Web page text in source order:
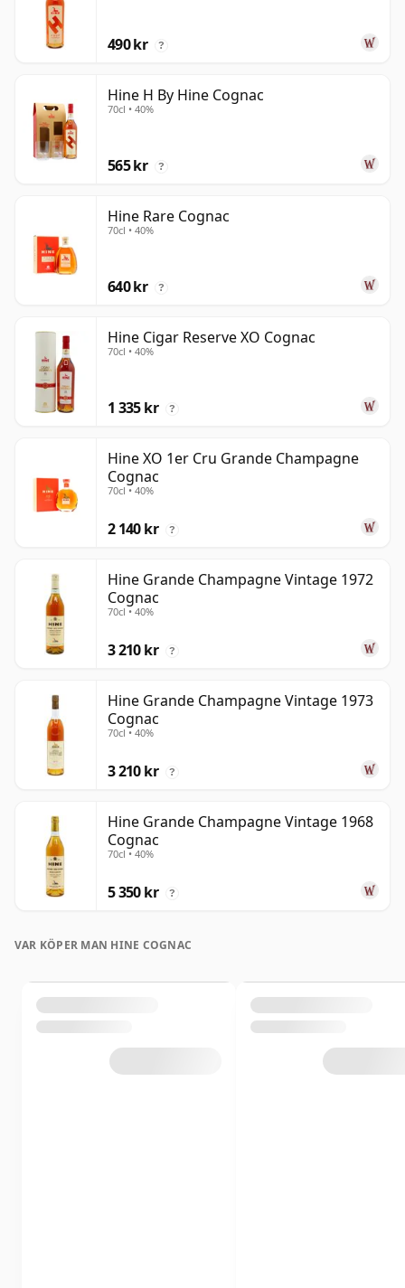
490 kr ?
Hine H By Hine Cognac
70cl • 40%
565 kr ?
Hine Rare Cognac
70cl • 40%
640 kr ?
Hine Cigar Reserve XO Cognac
70cl • 40%
1 335 kr ?
Hine XO 1er Cru Grande Champagne
Cognac
70cl • 40%
2 140 kr ?
Hine Grande Champagne Vintage 1972
Cognac
70cl • 40%
3 210 kr ?
Hine Grande Champagne Vintage 1973
Cognac
70cl • 40%
3 210 kr ?
Hine Grande Champagne Vintage 1968
Cognac
70cl • 40%
5 350 kr ?
VAR KÖPER MAN HINE COGNAC